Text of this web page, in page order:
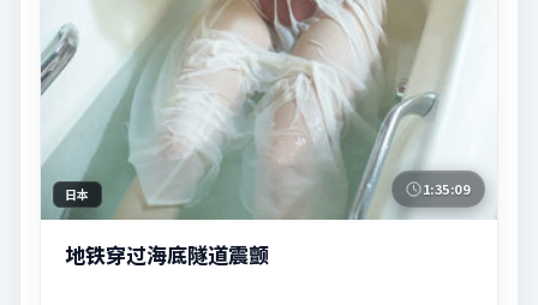
日本 1:35:09
地铁穿过海底隧道震颤